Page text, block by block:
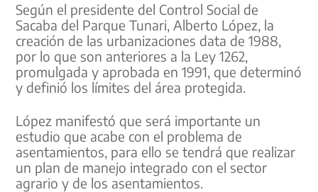
Según el presidente del Control Social de
Sacaba del Parque Tunari, Alberto López, la
creación de las urbanizaciones data de 1988,
por lo que son anteriores a la Ley 1262,
promulgada y aprobada en 1991, que determinó
y definió los límites del área protegida.
López manifestó que será importante un
estudio que acabe con el problema de
asentamientos, para ello se tendrá que realizar
un plan de manejo integrado con el sector
agrario y de los asentamientos.